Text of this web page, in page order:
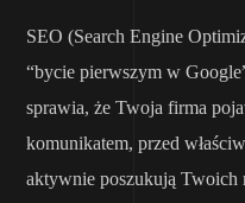
SEO (Search Engine
“bycie pierwszym w
sprawia, że Twoja firma
komunikatem, przed
aktywnie poszukują